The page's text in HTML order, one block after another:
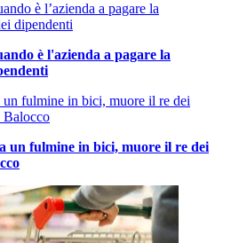
è l'azienda a pagare la
un fulmine in bici, muore il re dei